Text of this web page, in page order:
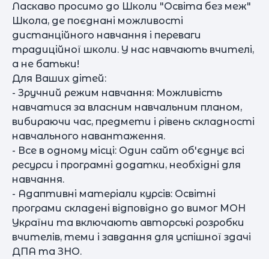
Ласкаво просимо до Школи "Освіта без меж"
Школа, де поєднані можливості
дистанційного навчання і переваги
традиційної школи. У нас навчають вчителі,
а не батьки!
Для Ваших дітей:
- Зручний режим навчання: Можливість
навчатися за власним навчальним планом,
вибираючи час, предмети і рівень складності
навчального навантаження.
- Все в одному місці: Один сайт об'єднує всі
ресурси і програмні додатки, необхідні для
навчання.
- Адаптивні матеріали курсів: Освітні
програми складені відповідно до вимог МОН
України та включають авторські розробки
вчителів, теми і завдання для успішної здачі
ДПА та ЗНО.